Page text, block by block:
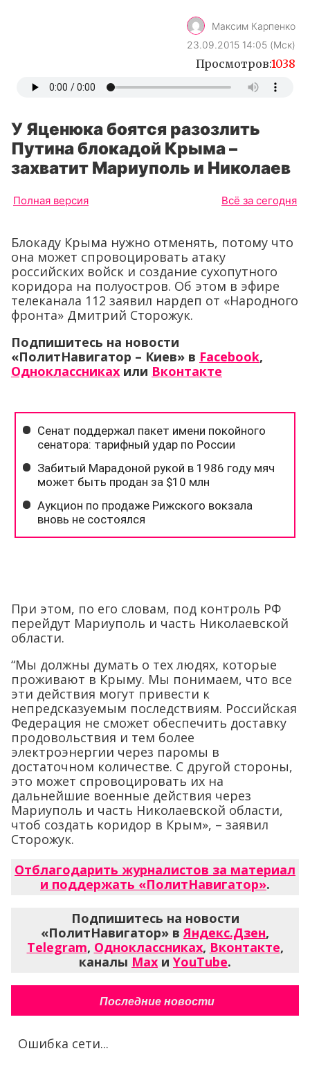
Максим Карпенко
23.09.2015 14:05 (Мск)
Просмотров:1038
У Яценюка боятся разозлить
Путина блокадой Крыма –
захватит Мариуполь и Николаев
Полная версия Всё за сегодня
Блокаду Крыма нужно отменять, потому что
она может спровоцировать атаку
российских войск и создание сухопутного
коридора на полуостров. Об этом в эфире
телеканала 112 заявил нардеп от «Народного
фронта» Дмитрий Сторожук.
Подпишитесь на новости
«ПолитНавигатор – Киев» в Facebook,
Одноклассниках или Вконтакте
При этом, по его словам, под контроль РФ
перейдут Мариуполь и часть Николаевской
области.
“Мы должны думать о тех людях, которые
проживают в Крыму. Мы понимаем, что все
эти действия могут привести к
непредсказуемым последствиям. Российская
Федерация не сможет обеспечить доставку
продовольствия и тем более
электроэнергии через паромы в
достаточном количестве. С другой стороны,
это может спровоцировать их на
дальнейшие военные действия через
Мариуполь и часть Николаевской области,
чтоб создать коридор в Крым», – заявил
Сторожук.
Отблагодарить журналистов за материал
и поддержать «ПолитНавигатор».
Подпишитесь на новости
«ПолитНавигатор» вЯндекс.Дзен,
Telegram, Одноклассниках, Вконтакте,
каналы Max и YouTube.
Последние новости
Ошибка сети...